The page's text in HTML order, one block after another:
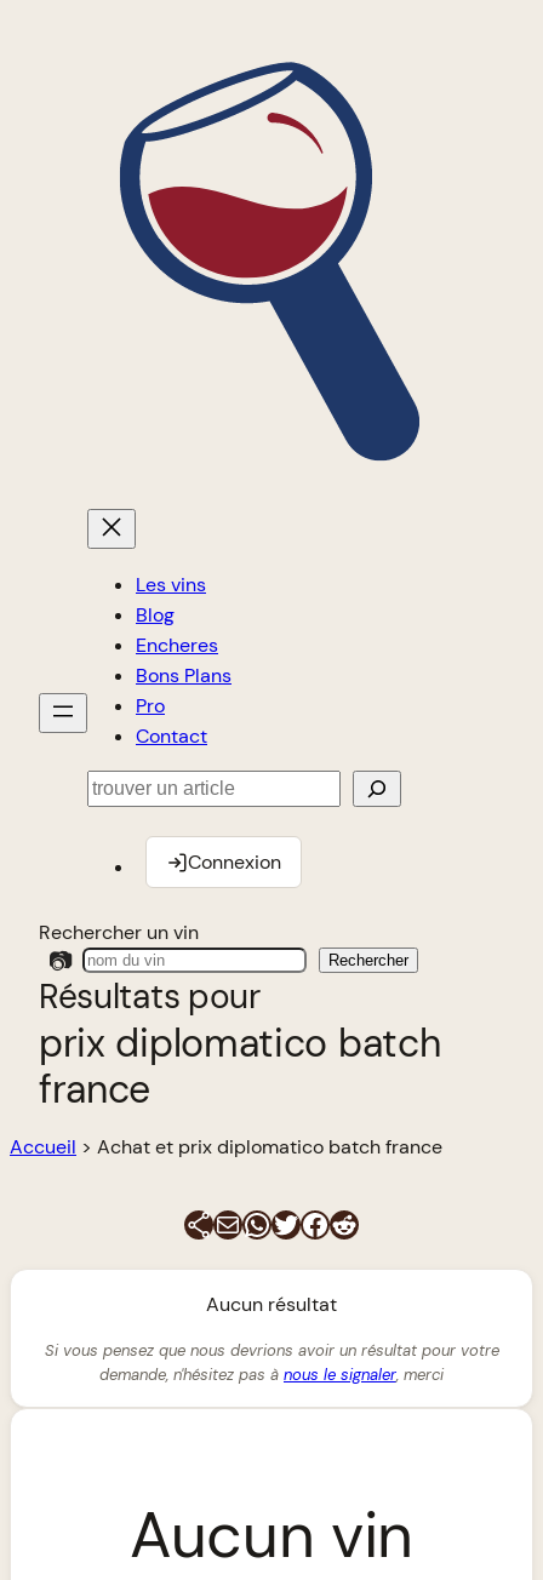
Les vins
Blog
Encheres
Bons Plans
Pro
Contact
Rechercher
Connexion
Rechercher un vin
📷 Rechercher
Résultats pour
prix diplomatico batch
france
Accueil > Achat et prix diplomatico batch france
E-mailWhatsApp
Twitter
Facebook
Reddit
Aucun résultat
Si vous pensez que nous devrions avoir un résultat pour votre
demande, n'hésitez pas à nous le signaler, merci
Aucun vin